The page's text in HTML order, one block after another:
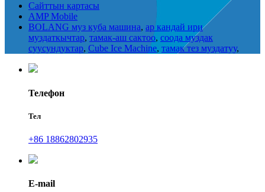
Сайттын картасы
AMP Mobile
BOLANG муз куба машина, ар кандай ири
муздаткычтар, тамак-аш сактоо, соода муздак
суусундуктар, Cube Ice Machine, тамак тез муздатуу,
Телефон
Тел
+86 18862802935
E-mail